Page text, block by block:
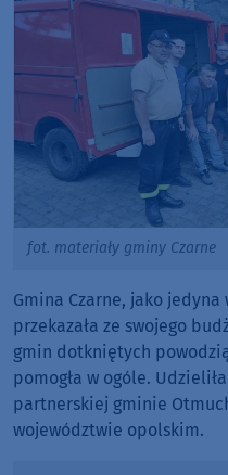
fot. materiały gminy Czarne
Gmina Czarne, jako
przekazała ze swojego
gmin dotkniętych
pomogła w ogóle.
partnerskiej gminie
województwie opolskim.